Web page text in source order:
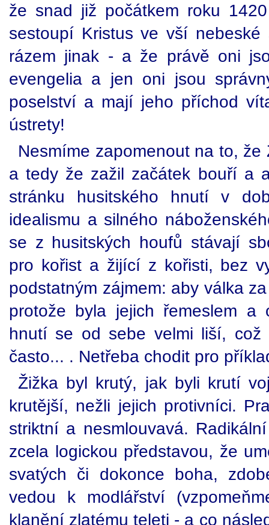
že snad již počátkem roku
sestoupí Kristus ve vší
rázem jinak - a že právě oni
evengelia a jen oni jsou
poselství a mají jeho příchod
ústrety!
Nesmíme zapomenout na to,
a tedy že zažil začátek bouří a
stránku husitského hnutí v
idealismu a silného
se z husitských houfů stávají
pro kořist a žijící z kořisti, bez
podstatným zájmem: aby válka
protože byla jejich řemeslem a
hnutí se od sebe velmi liší, což
často... . Netřeba chodit pro
Žižka byl krutý, jak byli krutí
krutější, nežli jejich protivníci.
striktní a nesmlouvavá.
zcela logickou představou, že
svatých či dokonce boha,
vedou k modlářství
klanění zlatému teleti - a co